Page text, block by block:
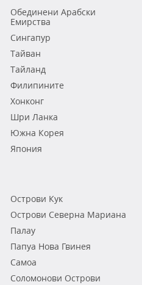
Обединени Арабски
Емирства
Сингапур
Тайван
Тайланд
Филипините
Хонконг
Шри Ланка
Южна Корея
Япония
Острови Кук
Острови Северна Мариана
Палау
Папуа Нова Гвинея
Самоа
Соломонови Острови